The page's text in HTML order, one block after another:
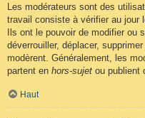
Les modérateurs sont des
travail consiste à vérifier au jour
Ils ont le pouvoir de modifier ou
déverrouiller, déplacer,
modèrent. Généralement, les
partent en hors-sujet ou publient
Haut